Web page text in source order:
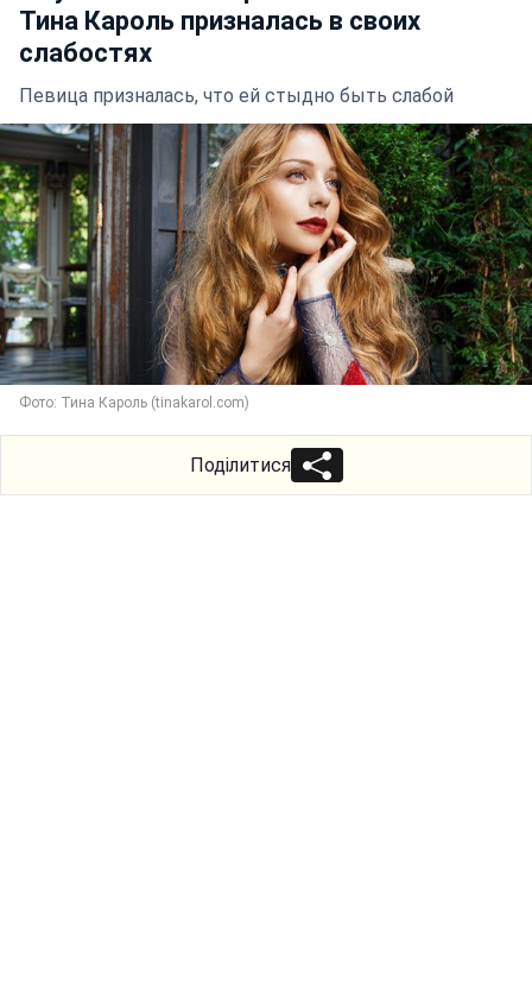
Тина Кароль призналась в своих
слабостях
Певица призналась, что ей стыдно быть слабой
Фото: Тина Кароль (tinakarol.com)
Поділитися